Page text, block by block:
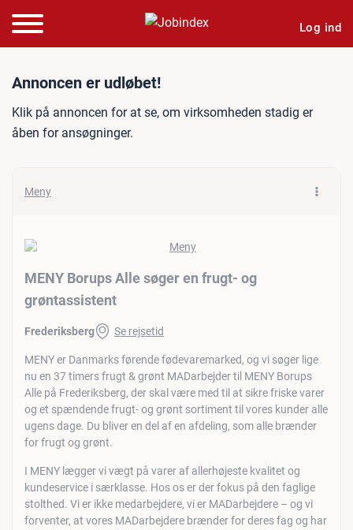
Log ind
Jobannonce: MENY
Annoncen er udløbet!
Klik på annoncen for at se, om virksomheden stadig er
åben for ansøgninger.
Meny
MENY Borups Alle søger en frugt- og
grøntassistent
Frederiksberg Se rejsetid
MENY er Danmarks førende fødevaremarked, og vi søger lige
nu en 37 timers frugt & grønt MADarbejder til MENY Borups
Alle på Frederiksberg, der skal være med til at sikre friske varer
og et spændende frugt- og grønt sortiment til vores kunder alle
ugens dage. Du bliver en del af en afdeling, som alle brænder
for frugt og grønt.
I MENY lægger vi vægt på varer af allerhøjeste kvalitet og
kundeservice i særklasse. Hos os er der fokus på den faglige
stolthed. Vi er ikke medarbejdere, vi er MADarbejdere – og vi
forventer, at vores MADarbejdere brænder for deres fag og har